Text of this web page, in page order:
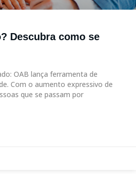
Descubra como se
OAB lança ferramenta de
Com o aumento expressivo de
que se passam por